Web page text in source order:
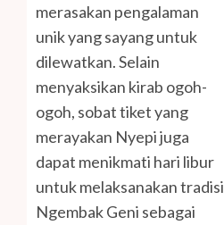
merasakan pengalaman
unik yang sayang untuk
dilewatkan. Selain
menyaksikan kirab ogoh-
ogoh, sobat tiket yang
merayakan Nyepi juga
dapat menikmati hari libur
untuk melaksanakan tradisi
Ngembak Geni sebagai